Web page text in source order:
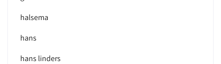
halsema
hans
hans linders